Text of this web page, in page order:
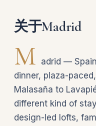
关于Madrid
M adrid —
dinner, plaza-
Malasaña to
different kind of
design-led lofts,